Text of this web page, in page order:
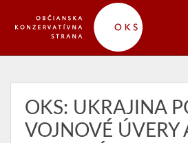
OKS: UKRAJINA
VOJNOVÉ ÚVERY